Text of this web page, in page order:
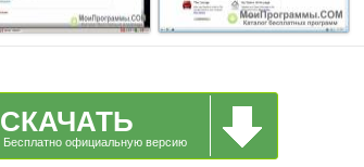
СКАЧАТЬ
Бесплатно официальную версию